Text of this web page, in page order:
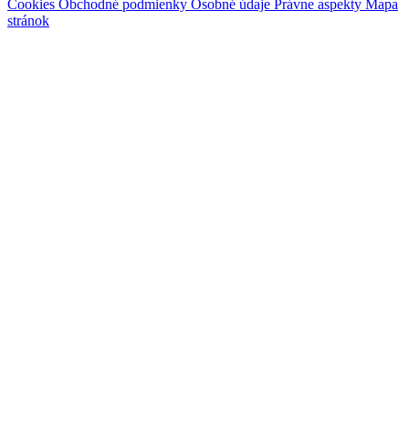
Cookies Obchodné podmienky Osobné údaje Právne aspekty Mapa
stránok